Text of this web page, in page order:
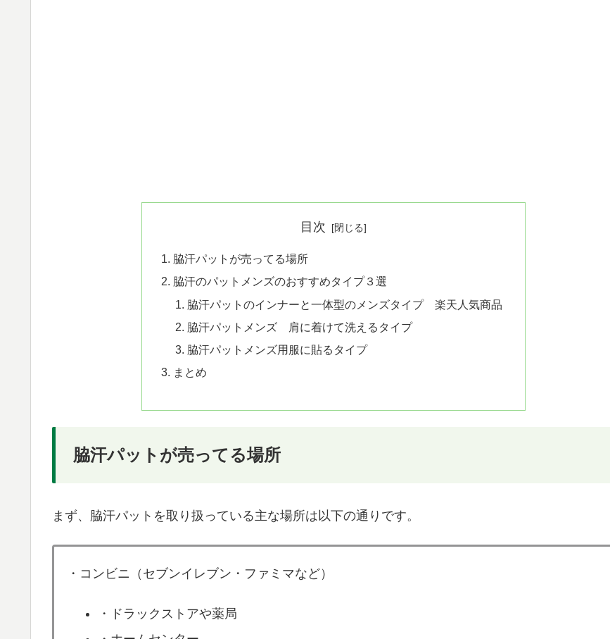
目次
脇汗パットが売ってる場所
脇汗のパットメンズのおすすめタイプ３選
脇汗パットのインナーと一体型のメンズタイプ 楽天人気商品
脇汗パットメンズ 肩に着けて洗えるタイプ
脇汗パットメンズ用服に貼るタイプ
まとめ
脇汗パットが売ってる場所
まず、脇汗パットを取り扱っている主な場所は以下の通りです。
・コンビニ（セブンイレブン・ファミマなど）
・ドラックストアや薬局